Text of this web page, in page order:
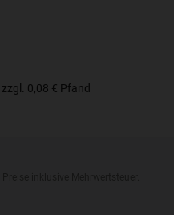
zzgl. 0,08 € Pfand